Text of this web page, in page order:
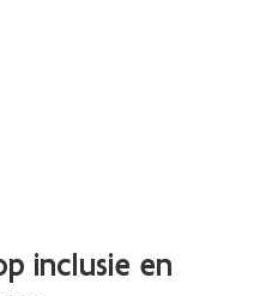
inclusie en